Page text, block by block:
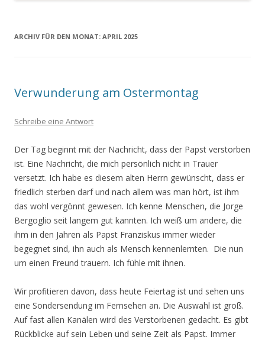
ARCHIV FÜR DEN MONAT: APRIL 2025
Verwunderung am Ostermontag
Schreibe eine Antwort
Der Tag beginnt mit der Nachricht, dass der Papst verstorben
ist. Eine Nachricht, die mich persönlich nicht in Trauer
versetzt. Ich habe es diesem alten Herrn gewünscht, dass er
friedlich sterben darf und nach allem was man hört, ist ihm
das wohl vergönnt gewesen. Ich kenne Menschen, die Jorge
Bergoglio seit langem gut kannten. Ich weiß um andere, die
ihm in den Jahren als Papst Franziskus immer wieder
begegnet sind, ihn auch als Mensch kennenlernten. Die nun
um einen Freund trauern. Ich fühle mit ihnen.
Wir profitieren davon, dass heute Feiertag ist und sehen uns
eine Sondersendung im Fernsehen an. Die Auswahl ist groß.
Auf fast allen Kanälen wird des Verstorbenen gedacht. Es gibt
Rückblicke auf sein Leben und seine Zeit als Papst. Immer